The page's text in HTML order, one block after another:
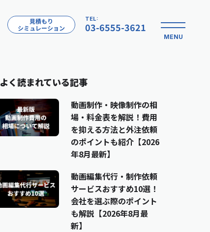
見積もり
シミュレーション
TEL:
03-6555-3621
MENU
よく読まれている記事
動画制作・映像制作の相
場・料金表を解説！費用
を抑える方法と外注依頼
のポイントも紹介【2026
年8月最新】
動画編集代行・制作依頼
サービスおすすめ10選！
会社を選ぶ際のポイント
も解説【2026年8月最
新】